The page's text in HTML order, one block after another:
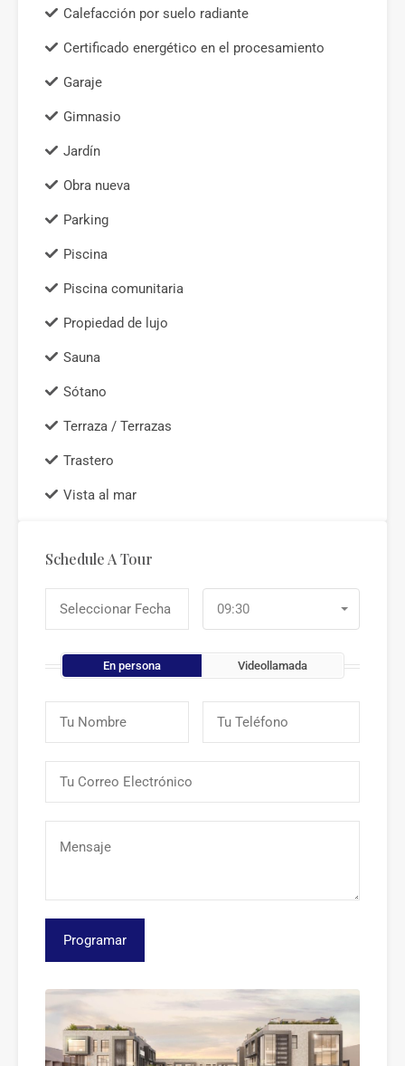
Calefacción por suelo radiante
Certificado energético en el procesamiento
Garaje
Gimnasio
Jardín
Obra nueva
Parking
Piscina
Piscina comunitaria
Propiedad de lujo
Sauna
Sótano
Terraza / Terrazas
Trastero
Vista al mar
Schedule A Tour
09:30
En persona Videollamada